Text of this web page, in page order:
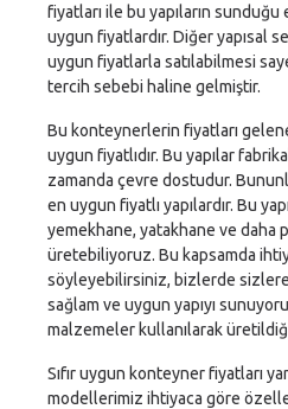
fiyatları ile bu yapıların
uygun fiyatlardır. Diğer yapısal
uygun fiyatlarla satılabilmesi
tercih sebebi haline gelmiştir.
Bu konteynerlerin fiyatları
uygun fiyatlıdır. Bu yapılar
zamanda çevre dostudur.
en uygun fiyatlı yapılardır. Bu
yemekhane, yatakhane ve daha
üretebiliyoruz. Bu kapsamda
söyleyebilirsiniz, bizlerde
sağlam ve uygun yapıyı
malzemeler kullanılarak üretildiği
Sıfır uygun konteyner fiyatları
modellerimiz ihtiyaca göre